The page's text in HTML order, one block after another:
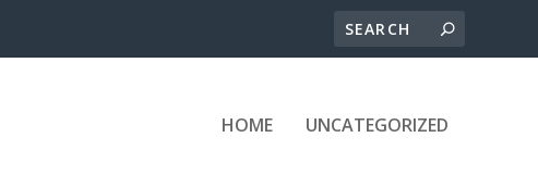
HOME UNCATEGORIZED